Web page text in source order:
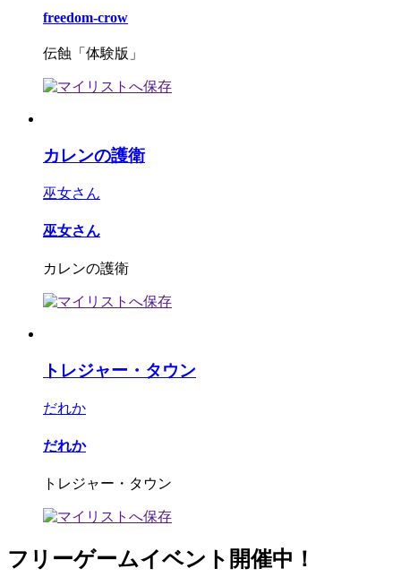
freedom-crow
伝蝕「体験版」
カレンの護衛
巫女さん
巫女さん
カレンの護衛
トレジャー・タウン
だれか
だれか
トレジャー・タウン
フリーゲームイベント開催中！